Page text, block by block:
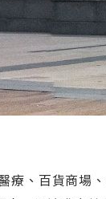
療、百貨商場